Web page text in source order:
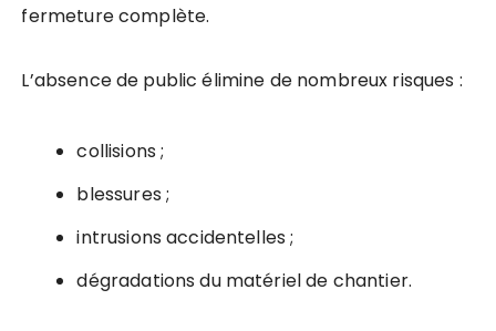
fermeture complète.
L’absence de public élimine de nombreux risques :
collisions ;
blessures ;
intrusions accidentelles ;
dégradations du matériel de chantier.